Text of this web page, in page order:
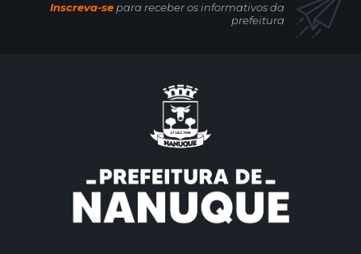
Inscreva-separa receber os informativos da
prefeitura